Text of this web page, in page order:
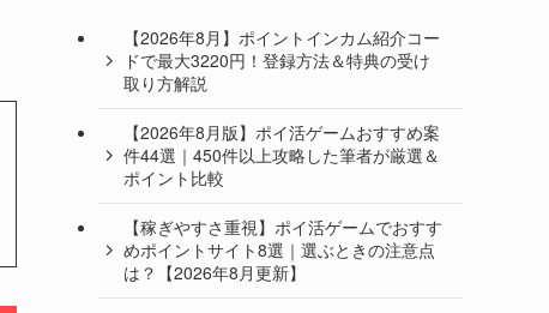
【2026年8月】ポイントインカム紹介コー
ドで最大3220円！登録方法＆特典の受け
取り方解説
【2026年8月版】ポイ活ゲームおすすめ案
件44選｜450件以上攻略した筆者が厳選＆
ポイント比較
【稼ぎやすさ重視】ポイ活ゲームでおすす
めポイントサイト8選｜選ぶときの注意点
は？【2026年8月更新】